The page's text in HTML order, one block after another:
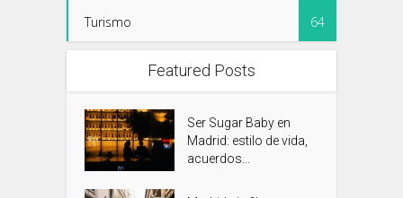
Turismo 64
Featured Posts
Ser Sugar Baby en
Madrid: estilo de vida,
acuerdos...